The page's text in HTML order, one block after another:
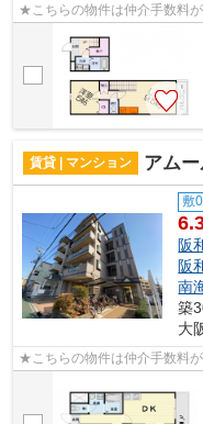
★こちらの物件は仲介手数料
賃貸 | マンション アム
敷0
阪
阪
南
築
大
★こちらの物件は仲介手数料